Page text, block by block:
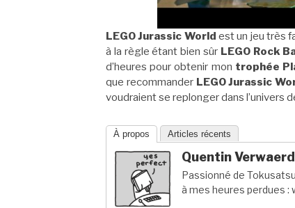
LEGO Jurassic World est un jeu très
à la règle étant bien sûr LEGO Rock
d’heures pour obtenir mon trophée
que recommander LEGO Jurassic
voudraient se replonger dans l’univers
À propos Articles récents
Quentin
Passionné de
à mes heures perdues